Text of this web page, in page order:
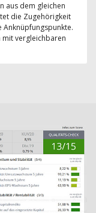
aus dem gleichen
die Zugehörigkeit
Anknüpfungspunkte.
mit vergleichbaren